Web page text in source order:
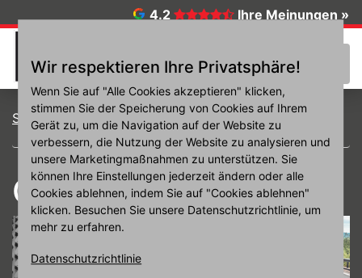
Wir respektieren Ihre Privatsphäre!
Wenn Sie auf "Alle Cookies akzeptieren" klicken,
stimmen Sie der Speicherung von Cookies auf Ihrem
Gerät zu, um die Navigation auf der Website zu
verbessern, die Nutzung der Website zu analysieren und
unsere Marketingmaßnahmen zu unterstützen. Sie
können Ihre Einstellungen jederzeit ändern oder alle
Cookies ablehnen, indem Sie auf "Cookies ablehnen"
klicken. Besuchen Sie unsere Datenschutzrichtlinie, um
mehr zu erfahren.
Datenschutzrichtlinie
4.2 Ihre Meinungen »
Startseite Reifen Ganzjahresreifen
Ganzjahresreifen